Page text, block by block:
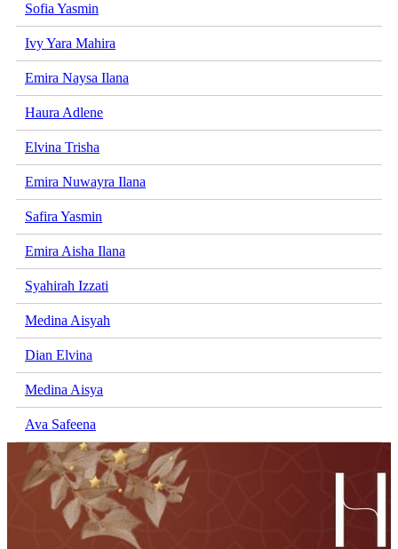
Sofia Yasmin
Ivy Yara Mahira
Emira Naysa Ilana
Haura Adlene
Elvina Trisha
Emira Nuwayra Ilana
Safira Yasmin
Emira Aisha Ilana
Syahirah Izzati
Medina Aisyah
Dian Elvina
Medina Aisya
Ava Safeena